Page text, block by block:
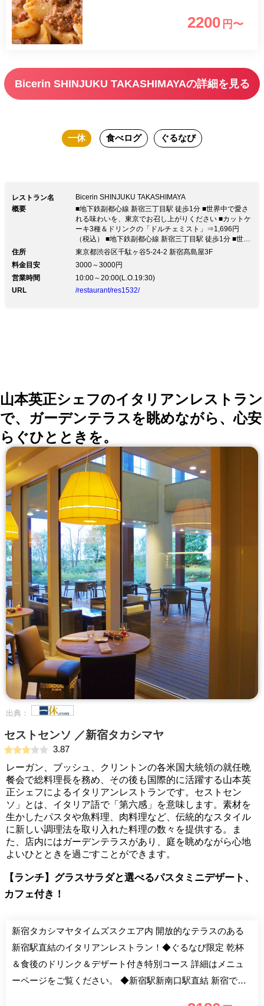
2200 円〜
Bicerin SHINJUKU TAKASHIMAYAの詳細を見る
一休 食べログ ぐるなび
レストラン名
Bicerin SHINJUKU TAKASHIMAYA
概要
■地下鉄副都心線 新宿三丁目駅 徒歩1分 ■世界中で愛さ
れる味わいを、東京でお召し上がりください ■カットケ
ーキ3種＆ドリンクの「ドルチェミスト」⇒1,696円
（税込） ■地下鉄副都心線 新宿三丁目駅 徒歩1分 ■世界
中で愛される味わいを、東京でお召し上がりください ■
⇒1,696円（税込）1763年創業の《Bicerin》が高島屋
タイムズスクエアにオープンしました。 世界中のセレ
ブリティに愛され続けている味わいをご堪能ください。
住所
東京都渋谷区千駄ヶ谷5-24-2 新宿髙島屋3F
料金目安
3000～3000円
営業時間
10:00～20:00(L.O.19:30)
URL
/restaurant/res1532/
山本英正シェフのイタリアンレストラン
で、ガーデンテラスを眺めながら、心安
らぐひとときを。
出典：
セストセンソ ／新宿タカシマヤ
3.87
レーガン、ブッシュ、クリントンの各米国大統領の就任晩
餐会で総料理長を務め、その後も国際的に活躍する山本英
正シェフによるイタリアンレストランです。セストセン
ソ」とは、イタリア語で「第六感」を意味します。素材を
生かしたパスタや魚料理、肉料理など、伝統的なスタイル
に新しい調理法を取り入れた料理の数々を提供する。ま
た、店内にはガーデンテラスがあり、庭を眺めながら心地
よいひとときを過ごすことができます。
【ランチ】グラスサラダと選べるパスタミニデザート、
カフェ付き！
新宿タカシマヤタイムズスクエア内 開放的なテラスのある
新宿駅直結のイタリアンレストラン！◆ぐるなび限定 乾杯
＆食後のドリンク＆デザート付き特別コース 詳細はメニュ
ーページをご覧ください。 ◆新宿駅新南口駅直結 新宿での